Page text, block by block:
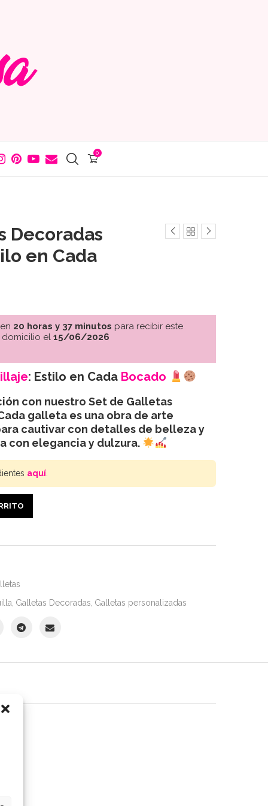
0
Decoradas
en Cada
20 horas y 37 minutos para recibir este
el 15/06/2026
: Estilo en Cada Bocado
con nuestro Set de Galletas
galleta es una obra de arte
cautivar con detalles de belleza y
con elegancia y dulzura.
aquí.
Galletas Decoradas Galletas personalizadas